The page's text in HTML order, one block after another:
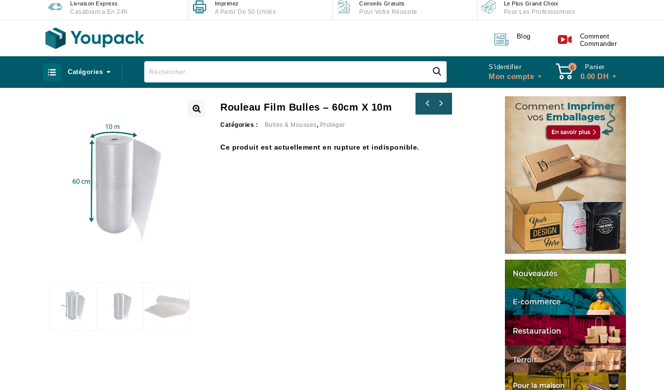
Livraison Express
Casablanca En 24h
Imprimez
A Partir De 50 Unités
Conseils Gratuits
Pour Votre Réussite
Le Plus Grand Choix
Pour Les Professionnels
Blog
Comment
Commander
Catégories
S'identifier
Mon compte
0 Panier
0.00 DH
Rouleau Film Bulles – 60cm X 10m
Catégories : Bulles & Mousses, Protéger
Ce produit est actuellement en rupture et indisponible.